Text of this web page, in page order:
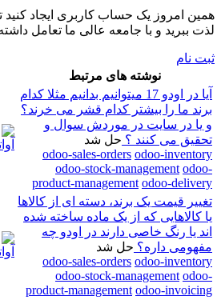
همین امروز یک حساب کاربری ایجاد کنید
لذت ببرید و با جامعه عالی ما تعامل
ثبت نام
نوشته های مرتبط
آیا در اودو 17 میتوانیم بدانیم مثلا کدام
برند ما را بیشتر کدام قشر می خرند؟
و یا در سایت در موردش سوال و
تحقیق می کنند ؟ حل شد
odoo-sales-orders odoo-inventory
odoo-stock-management odoo-
product-management odoo-delivery
تغییر قیمت یک برند، دسته ای از کالاها
یا کالاهایی که از یک ماده ساخته شده
اند یا رنگ خاصی دارند در اودو چه
مفهومی داره؟ حل شد
odoo-sales-orders odoo-inventory
odoo-stock-management odoo-
product-management odoo-invoicing